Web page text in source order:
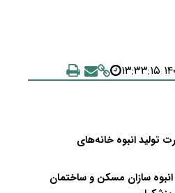
تولید انبوه خانه‌های
سازان مسکن و ساختمان